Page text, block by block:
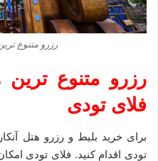
رزرو متنوع
رزرو متنوع ترین
فلای تودی
برای خرید بلیط و رزرو هتل
تودی اقدام کنید. فلای تودی